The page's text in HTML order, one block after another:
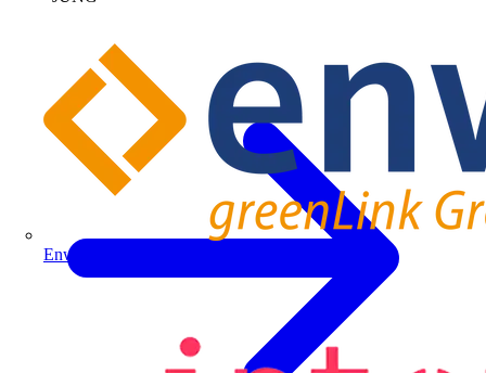
Enwitec